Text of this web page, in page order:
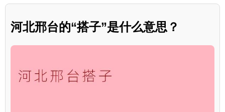
河北邢台的“搭子”是什么意思？